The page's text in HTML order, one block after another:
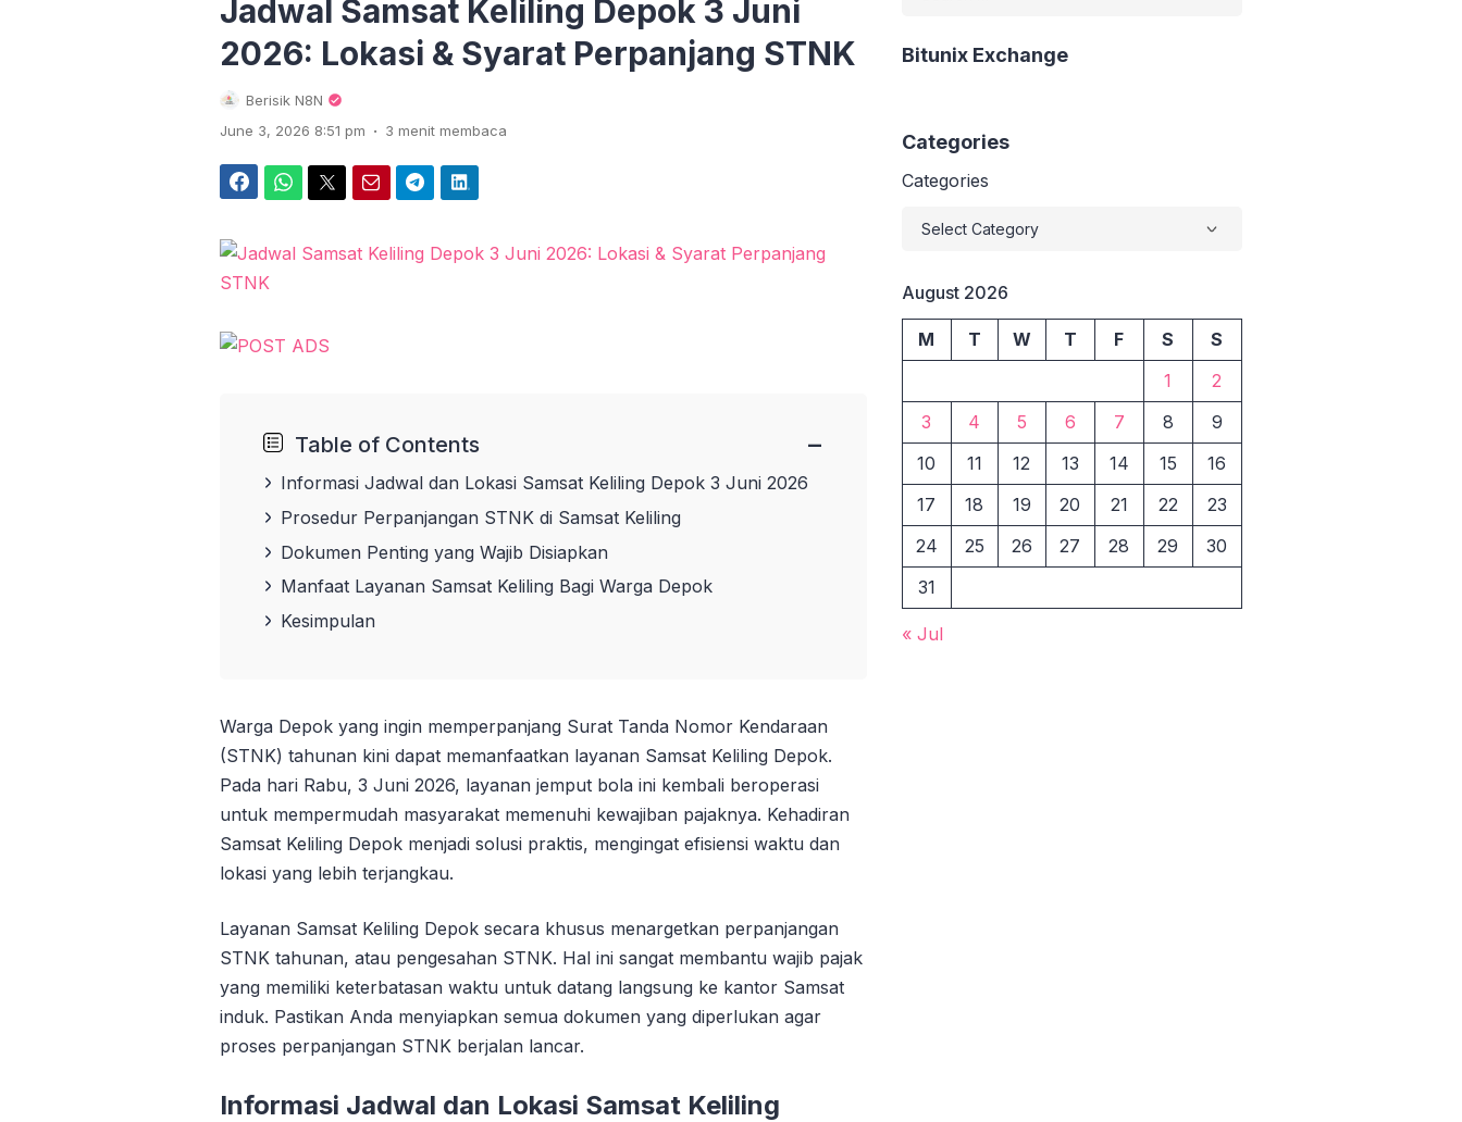
Jadwal Samsat Keliling Depok 3 Juni
2026: Lokasi & Syarat Perpanjang STNK
Berisik N8N
June 3, 2026 8:51 pm . 3 menit membaca
Table of Contents −
Informasi Jadwal dan Lokasi Samsat Keliling Depok 3 Juni 2026
Prosedur Perpanjangan STNK di Samsat Keliling
Dokumen Penting yang Wajib Disiapkan
Manfaat Layanan Samsat Keliling Bagi Warga Depok
Kesimpulan
Warga Depok yang ingin memperpanjang Surat Tanda Nomor Kendaraan
(STNK) tahunan kini dapat memanfaatkan layanan Samsat Keliling Depok.
Pada hari Rabu, 3 Juni 2026, layanan jemput bola ini kembali beroperasi
untuk mempermudah masyarakat memenuhi kewajiban pajaknya. Kehadiran
Samsat Keliling Depok menjadi solusi praktis, mengingat efisiensi waktu dan
lokasi yang lebih terjangkau.
Layanan Samsat Keliling Depok secara khusus menargetkan perpanjangan
STNK tahunan, atau pengesahan STNK. Hal ini sangat membantu wajib pajak
yang memiliki keterbatasan waktu untuk datang langsung ke kantor Samsat
induk. Pastikan Anda menyiapkan semua dokumen yang diperlukan agar
proses perpanjangan STNK berjalan lancar.
Informasi Jadwal dan Lokasi Samsat Keliling
Bitunix Exchange
Categories
Categories
August 2026
M T W T F S
S
1
2
3
4 5 6 7 8
9
10
11 12 13 14 15
16
17
18 19 20 21 22
23
24
25 26 27 28 29
30
31
« Jul